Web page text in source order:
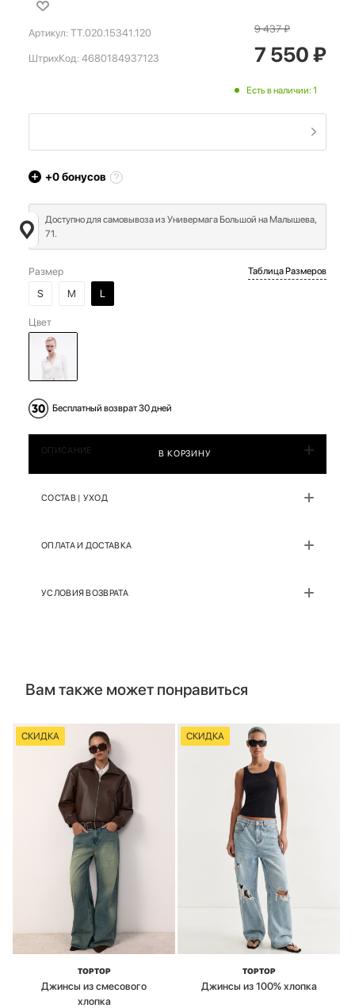
Артикул: TT.020.15341.120
ШтрихКод: 4680184937123
9 437₽
7 550₽
Есть в наличии: 1
+0бонусов
Доступно для самовывоза из Универмага Большой на Малышева,
71.
Размер
S
M L
Таблица Размеров
Цвет
Бесплатный возврат 30 дней
В КОРЗИНУ
ОПИСАНИЕ
СОСТАВ | УХОД
ОПЛАТА И ДОСТАВКА
УСЛОВИЯ ВОЗВРАТА
Вам также может понравиться
СКИДКА
TOPTOP
Джинсы из смесового
хлопка
СКИДКА
TOPTOP
Джинсы из 100% хлопка